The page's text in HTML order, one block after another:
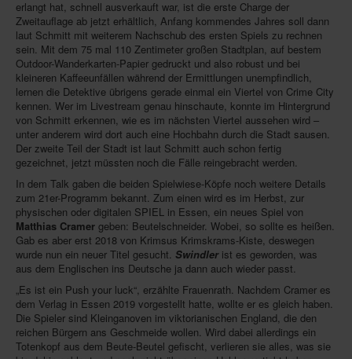
In eigener Sache-On our own behalf
Archivierte Meldungen-News archive
erlangt hat, schnell ausverkauft war, ist die erste Charge der
Zweitauflage ab jetzt erhältlich, Anfang kommendes Jahres soll dann
laut Schmitt mit weiterem Nachschub des ersten Spiels zu rechnen
sein. Mit dem 75 mal 110 Zentimeter großen Stadtplan, auf bestem
Outdoor-Wanderkarten-Papier gedruckt und also robust und bei
kleineren Kaffeeunfällen während der Ermittlungen unempfindlich,
lernen die Detektive übrigens gerade einmal ein Viertel von Crime City
kennen. Wer im Livestream genau hinschaute, konnte im Hintergrund
von Schmitt erkennen, wie es im nächsten Viertel aussehen wird –
unter anderem wird dort auch eine Hochbahn durch die Stadt sausen.
Der zweite Teil der Stadt ist laut Schmitt auch schon fertig
gezeichnet, jetzt müssten noch die Fälle reingebracht werden.
In dem Talk gaben die beiden Spielwiese-Köpfe noch weitere Details
zum 21er-Programm bekannt. Zum einen wird es im Herbst, zur
physischen oder digitalen SPIEL in Essen, ein neues Spiel von
Matthias Cramer geben: Beutelschneider. Wobei, so sollte es heißen.
Gab es aber erst 2018 von Krimsus Krimskrams-Kiste, deswegen
wurde nun ein neuer Titel gesucht. Swindler ist es geworden, was
aus dem Englischen ins Deutsche ja dann auch wieder passt.
„Es ist ein Push your luck“, erzählte Frauenrath. Nachdem Cramer es
dem Verlag in Essen 2019 vorgestellt hatte, wollte er es gleich haben.
Die Spieler sind Kleinganoven im viktorianischen England, die den
reichen Bürgern ans Geschmeide wollen. Wird dabei allerdings ein
Totenkopf aus dem Beute-Beutel gefischt, verlieren sie alles, was sie